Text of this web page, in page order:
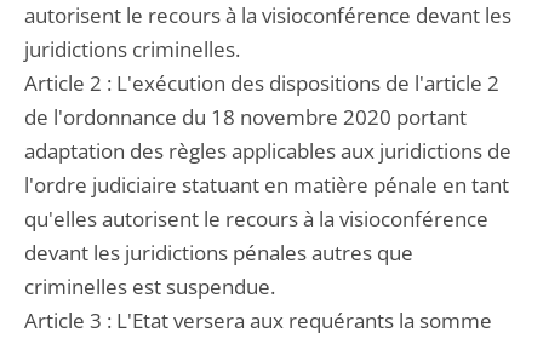
autorisent le recours à la visioconférence devant les
juridictions criminelles.
Article 2 : L'exécution des dispositions de l'article 2
de l'ordonnance du 18 novembre 2020 portant
adaptation des règles applicables aux juridictions de
l'ordre judiciaire statuant en matière pénale en tant
qu'elles autorisent le recours à la visioconférence
devant les juridictions pénales autres que
criminelles est suspendue.
Article 3 : L'Etat versera aux requérants la somme